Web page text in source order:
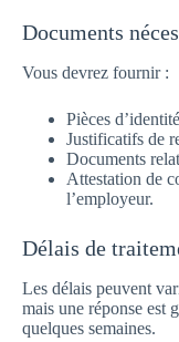
Documents
Vous devrez fournir :
Pièces
Justificatifs de
Documents
Attestation de
l’employeur.
Délais de
Les délais peuvent
mais une réponse est
quelques semaines.